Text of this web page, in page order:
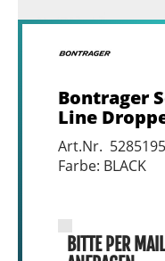
Bontrager
Line
Art.Nr. 5285195
Farbe: BLACK
BITTE PER